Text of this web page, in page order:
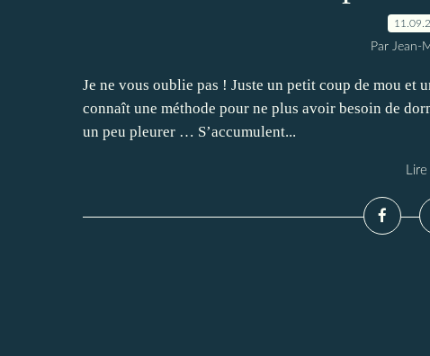
Par Jean-
Je ne vous oublie pas ! Juste un petit coup de mou et
connaît une méthode pour ne plus avoir besoin de
un peu pleurer … S’accumulent...